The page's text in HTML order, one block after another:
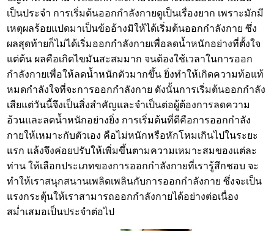
เป็นประจำ การเริ่มต้นออกกำลังกายดูเป็นเรื่องยาก เพราะมักมี
เหตุผลร้อยแปดมาเป็นข้ออ้างมิให้ได้เริ่มต้นออกกำลังกาย ซึ่ง
ผลสุดท้ายก็ไม่ได้เริ่มออกกำลังกายเพื่อลดน้ำหนักอย่างที่ตั้งใจ
แต่ต้น ผลคือเกิดไขมันสะสมมาก จนต้องใช้เวลาในการออก
กำลังกายเพื่อให้ลดน้ำหนักตัวมากขึ้น ยิ่งทำให้เกิดความท้อแท้
หมดกำลังใจที่จะการออกกำลังกาย ดังนั้นการเริ่มต้นออกกำลัง
เสียแต่วันนี้จึงเป็นสิ่งสำคัญและจำเป็นต่อผู้ต้องการลดความ
อ้วนและลดน้ำหนักอย่างยิ่ง การเริ่มต้นที่ดีคือการออกกำลัง
กายให้เหมาะกับตัวเอง คือไม่หนักหรือหักโหมเกินไปในระยะ
แรก แล้งจึงค่อยปรับให้เพิ่มขึ้นตามความเหมาะสมของแต่ละ
ท่าน ให้เลือกประเภทของการออกกำลังกายที่เรารู้สึกชอบ จะ
ทำให้เราสนุกสนานเพลิดเพลินกับการออกกำลังกาย ซึ่งจะเป็น
แรงกระตุ้นให้เราสามารถออกกำลังกายได้อย่างต่อเนื่อง
สม่ำเสมอเป็นประจำต่อไป